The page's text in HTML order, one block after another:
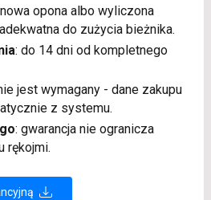
opona albo wyliczona
do zużycia bieżnika.
: do 14 dni od kompletnego
jest wymagany - dane zakupu
z systemu.
: gwarancja nie ogranicza
rękojmi.